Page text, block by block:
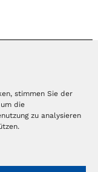
stimmen Sie der
die
zu analysieren